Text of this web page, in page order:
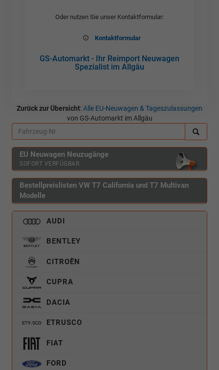
Oder nutzen Sie unser Kontaktformular:
Kontaktformular
GS-Automarkt - Ihr Reimport Neuwagen
Spezialist im Allgäu
Zurück zur Übersicht:Alle EU-Neuwagen & Tageszulassungen
von GS-Automarkt im Allgäu
EU Neuwagen Neuzugänge
SOFORT VERFÜGBAR
Bestellpreislisten VW T7 California und T7 Multivan
Modelle
AUDI
BENTLEY
CITROËN
CUPRA
DACIA
ETRUSCO
FIAT
FORD